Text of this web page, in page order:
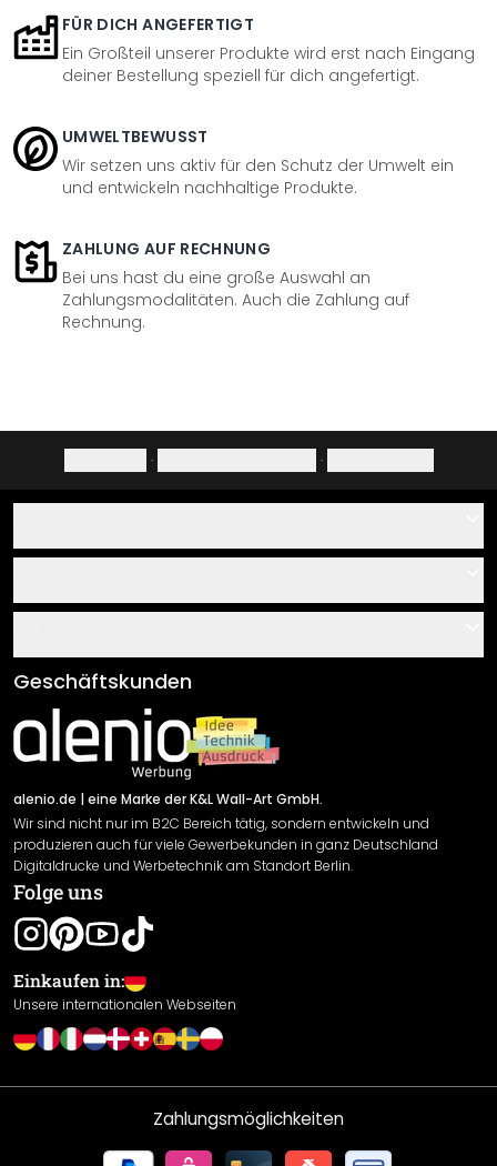
FÜR DICH ANGEFERTIGT
Ein Großteil unserer Produkte wird erst nach Eingang
deiner Bestellung speziell für dich angefertigt.
UMWELTBEWUSST
Wir setzen uns aktiv für den Schutz der Umwelt ein
und entwickeln nachhaltige Produkte.
ZAHLUNG AUF RECHNUNG
Bei uns hast du eine große Auswahl an
Zahlungsmodalitäten. Auch die Zahlung auf
Rechnung.
· ·
Über uns
Klebe- und Montageanleitungen
Newsletter An-/Abmeldung
Sendungsverfolgung
AGB
Impressum
Versand & Zahlung
Rücksendung
Widerrufsrecht
Datenschutzerklärung
Gewährleistung
Leistungserklärung / CE-Zeichen
Cookie Einstellungen
Geschäftskunden
alenio.de | eine Marke der K&L Wall-Art GmbH.
Wir sind nicht nur im B2C Bereich tätig, sondern entwickeln und
produzieren auch für viele Gewerbekunden in ganz Deutschland
Digitaldrucke und Werbetechnik am Standort Berlin.
Folge uns
Einkaufen in:
Unsere internationalen Webseiten
Zahlungsmöglichkeiten